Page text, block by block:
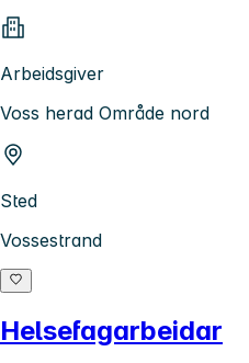
Arbeidsgiver
Voss herad Område nord
Sted
Vossestrand
Helsefagarbeidar